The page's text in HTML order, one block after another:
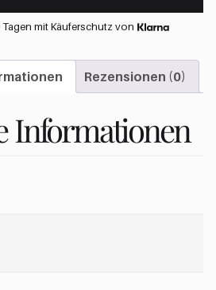
mit Käuferschutz von
Rezensionen (0)
Informationen